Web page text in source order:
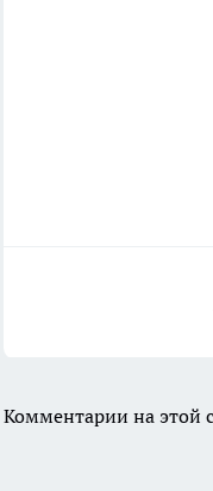
Комментарии на этой